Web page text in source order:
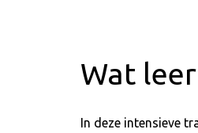
Wat
In deze intensieve